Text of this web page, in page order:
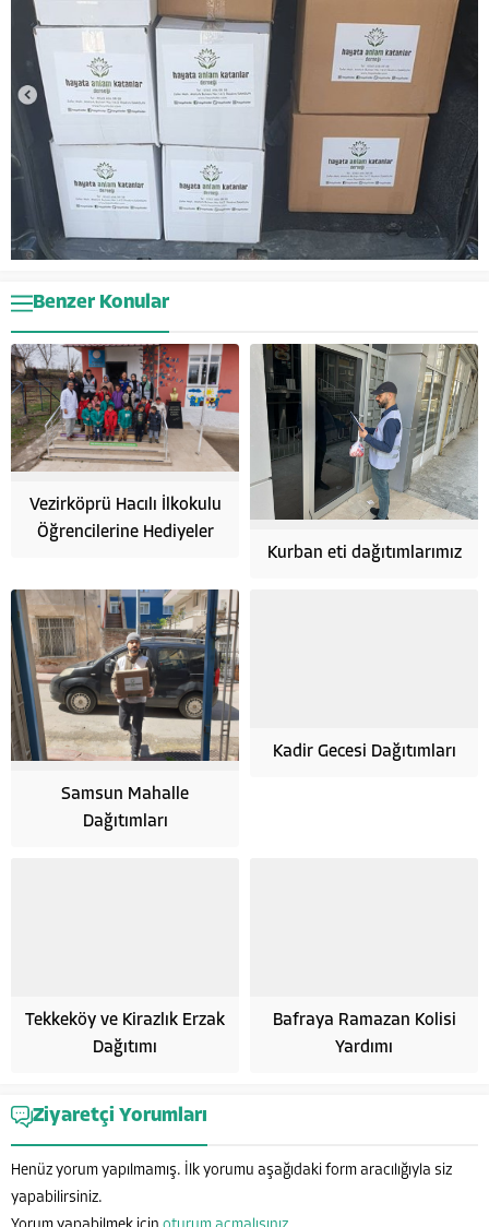
Benzer Konular
Vezirköprü Hacılı İlkokulu
Öğrencilerine Hediyeler
Kurban eti dağıtımlarımız
Samsun Mahalle
Dağıtımları
Kadir Gecesi Dağıtımları
Tekkeköy ve Kirazlık Erzak
Dağıtımı
Bafraya Ramazan Kolisi
Yardımı
Ziyaretçi Yorumları
Henüz yorum yapılmamış. İlk yorumu aşağıdaki form aracılığıyla siz
yapabilirsiniz.